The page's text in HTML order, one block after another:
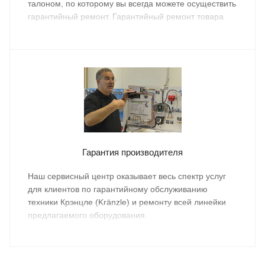
талоном, по которому вы всегда можете осуществить
гарантийный ремонт. Гарантийный ремонт товара
Гарантия производителя
Наш сервисный центр оказывает весь спектр услуг
для клиентов по гарантийному обслуживанию
техники Крэнцле (Kränzle) и ремонту всей линейки
предлагаемого оборудования.